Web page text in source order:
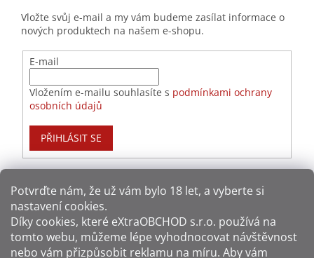
Potvrďte nám​​, že už vám bylo 18 let, a vyberte si
nastavení cookies.
Díky cookies, které eXtraOBCHOD s.r.o. používá na
tomto webu, můžeme lépe vyhodnocovat návštěvnost
nebo vám přizpůsobit reklamu na míru. Aby vám
Vložte svůj e-mail a my vám budeme zasílat informace o
nových produktech na našem e-shopu.
E-mail
Vložením e-mailu souhlasíte s podmínkami ochrany
osobních údajů
PŘIHLÁSIT SE
Způsoby dopravy: